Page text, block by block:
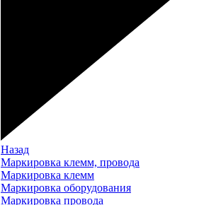
Назад
Маркировка клемм, провода
Маркировка клемм
Маркировка оборудования
Маркировка провода